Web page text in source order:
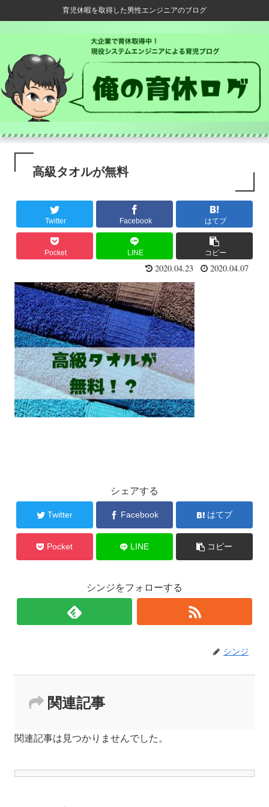
育児休暇を取得した男性エンジニアのブログ
高級タオルが無料
Twitter Facebook はてブ
Pocket LINE コピー
2020.04.23 2020.04.07
シェアする
Twitter Facebook はてブ
Pocket LINE コピー
シンジをフォローする
シンジ
関連記事
関連記事は見つかりませんでした。